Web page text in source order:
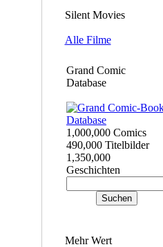
Silent Movies
Alle Filme
Grand Comic
Database
1,000,000 Comics
490,000 Titelbilder
1,350,000
Geschichten
Mehr Wert